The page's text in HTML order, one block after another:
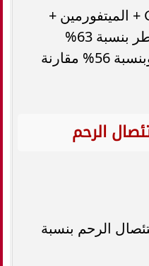
العلاج الثلاثي (GLP-1RA + الميتفورمين +
البروجستين) خفّض الخطر بنسبة 63%
مقارنة بالعلاج الثنائي، وبنسبة 56% مقارنة
الرحم
الرحم بنسبة